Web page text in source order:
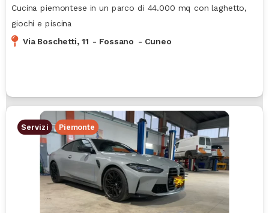
Cucina piemontese in un parco di 44.000 mq con laghetto,
giochi e piscina
Via Boschetti, 11 - Fossano - Cuneo
Servizi Piemonte